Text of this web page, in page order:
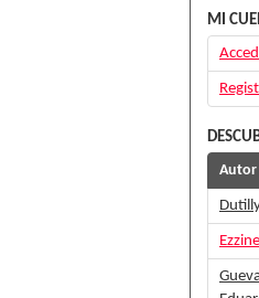
MI
Autor